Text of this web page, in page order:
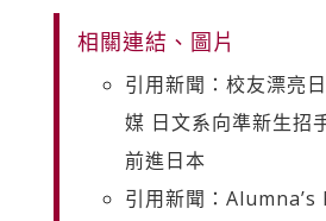
相關連結、圖片
引用新聞：校友漂亮
媒 日文系向準新生招
前進日本
引用新聞：